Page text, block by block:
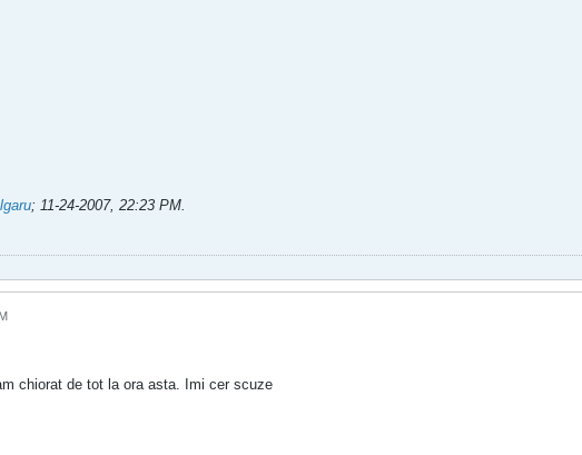
; 11-24-2007, 22:23 PM.
chiorat de tot la ora asta. Imi cer scuze